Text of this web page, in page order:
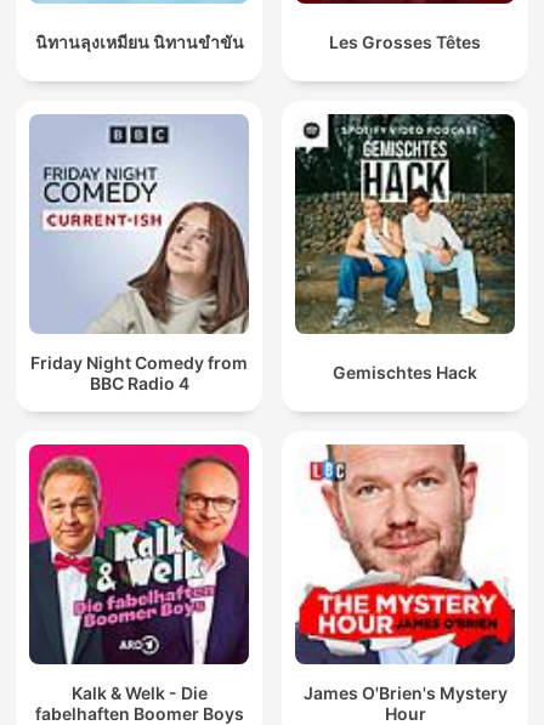
นิทานลุงเหมียน นิทานขำขัน Les Grosses Têtes
Friday Night Comedy from
BBC Radio 4
Gemischtes Hack
Kalk & Welk - Die
fabelhaften Boomer Boys
James O'Brien's Mystery
Hour